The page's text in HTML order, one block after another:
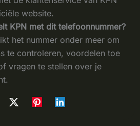
website.
KPN met dit telefoonnummer?
het nummer onder meer om
te controleren, voordelen toe
vragen te stellen over je